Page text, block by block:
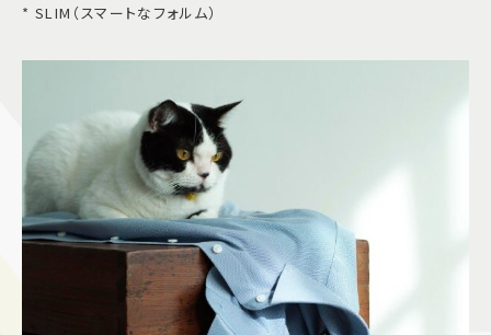
* SLIM（スマートなフォルム）